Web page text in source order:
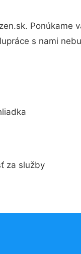
Ponúkame
s nami
za služby